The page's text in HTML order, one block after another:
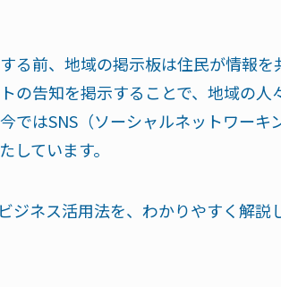
る前、地域の掲示板は住民が情報を
の告知を掲示することで、地域の人
ではSNS（ソーシャルネットワーキ
しています。
ジネス活用法を、わかりやすく解